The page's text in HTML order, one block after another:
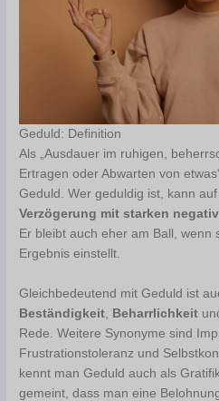
Geduld: Definition
Als „Ausdauer im ruhigen,
Ertragen oder Abwarten von
Geduld. Wer geduldig ist, kann
Verzögerung mit starken
Er bleibt auch eher am Ball, wenn
Ergebnis einstellt.
Gleichbedeutend mit Geduld ist
Beständigkeit
Beharrlichkeit
Rede. Weitere Synonyme sind
Frustrationstoleranz und
kennt man Geduld auch als
gemeint, dass man eine